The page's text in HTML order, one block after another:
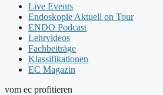
Live Events
Endoskopie Aktuell on Tour
ENDO Podcast
Lehrvideos
Fachbeiträge
Klassifikationen
EC Magazin
vom ec profitieren